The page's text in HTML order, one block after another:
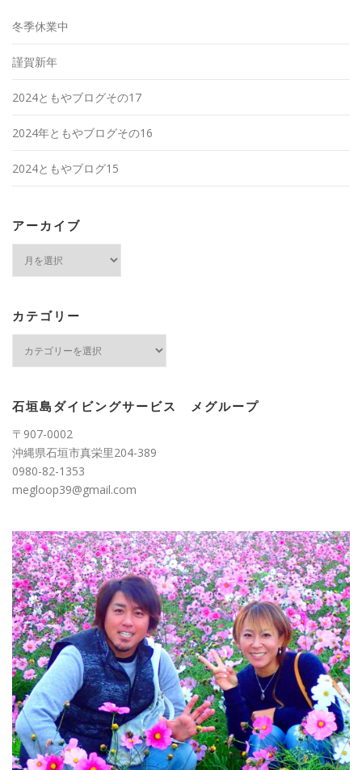
冬季休業中
謹賀新年
2024ともやブログその17
2024年ともやブログその16
2024ともやブログ15
アーカイブ
ブ
カテゴリー
ー
石垣島ダイビングサービス メグループ
〒907-0002
沖縄県石垣市真栄里204-389
0980-82-1353
megloop39@gmail.com